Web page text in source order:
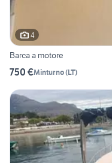
4
Barca a motore
750 €Minturno(LT)